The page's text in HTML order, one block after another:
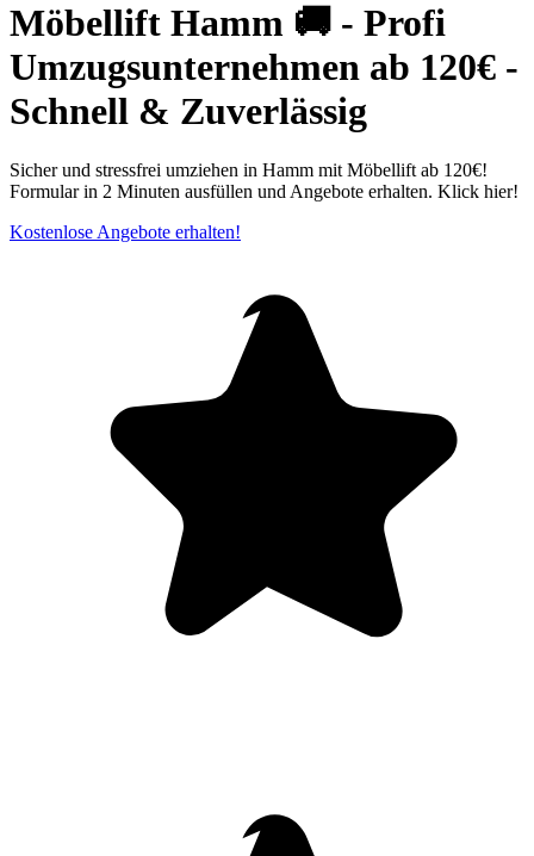
Möbellift Hamm 🚚 - Profi
Umzugsunternehmen ab 120€ -
Schnell & Zuverlässig
Sicher und stressfrei umziehen in Hamm mit Möbellift ab 120€!
Formular in 2 Minuten ausfüllen und Angebote erhalten. Klick hier!
Kostenlose Angebote erhalten!